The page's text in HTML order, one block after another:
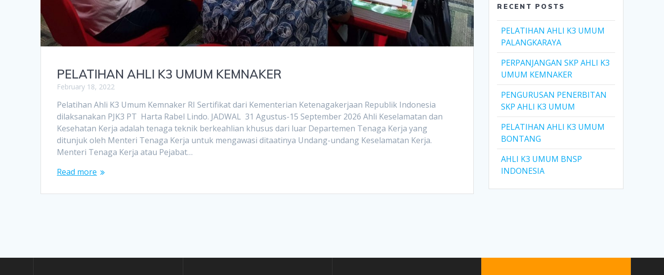
PELATIHAN AHLI K3 UMUM KEMNAKER
February 18, 2022
Pelatihan Ahli K3 Umum Kemnaker RI Sertifikat dari Kementerian Ketenagakerjaan Republik Indonesia
dilaksanakan PJK3 PT Harta Rabel Lindo. JADWAL 31 Agustus-15 September 2026 Ahli Keselamatan dan
Kesehatan Kerja adalah tenaga teknik berkeahlian khusus dari luar Departemen Tenaga Kerja yang
ditunjuk oleh Menteri Tenaga Kerja untuk mengawasi ditaatinya Undang-undang Keselamatan Kerja.
Menteri Tenaga Kerja atau Pejabat…
Read more
RECENT POSTS
PELATIHAN AHLI K3 UMUM
PALANGKARAYA
PERPANJANGAN SKP AHLI K3
UMUM KEMNAKER
PENGURUSAN PENERBITAN
SKP AHLI K3 UMUM
PELATIHAN AHLI K3 UMUM
BONTANG
AHLI K3 UMUM BNSP
INDONESIA